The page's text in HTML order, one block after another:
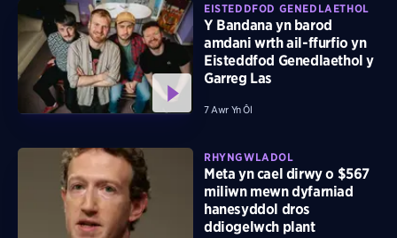
EISTEDDFOD GENEDLAETHOL
Y Bandana yn barod
amdani wrth ail-ffurfio yn
Eisteddfod Genedlaethol y
Garreg Las
7 Awr Yn Ôl
RHYNGWLADOL
Meta yn cael dirwy o $567
miliwn mewn dyfarniad
hanesyddol dros
ddiogelwch plant